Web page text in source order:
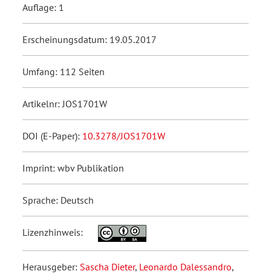
Auflage: 1
Erscheinungsdatum: 19.05.2017
Umfang: 112 Seiten
Artikelnr: JOS1701W
DOI (E-Paper): 10.3278/JOS1701W
Imprint: wbv Publikation
Sprache: Deutsch
Lizenzhinweis:
Herausgeber: Sascha Dieter, Leonardo Dalessandro,